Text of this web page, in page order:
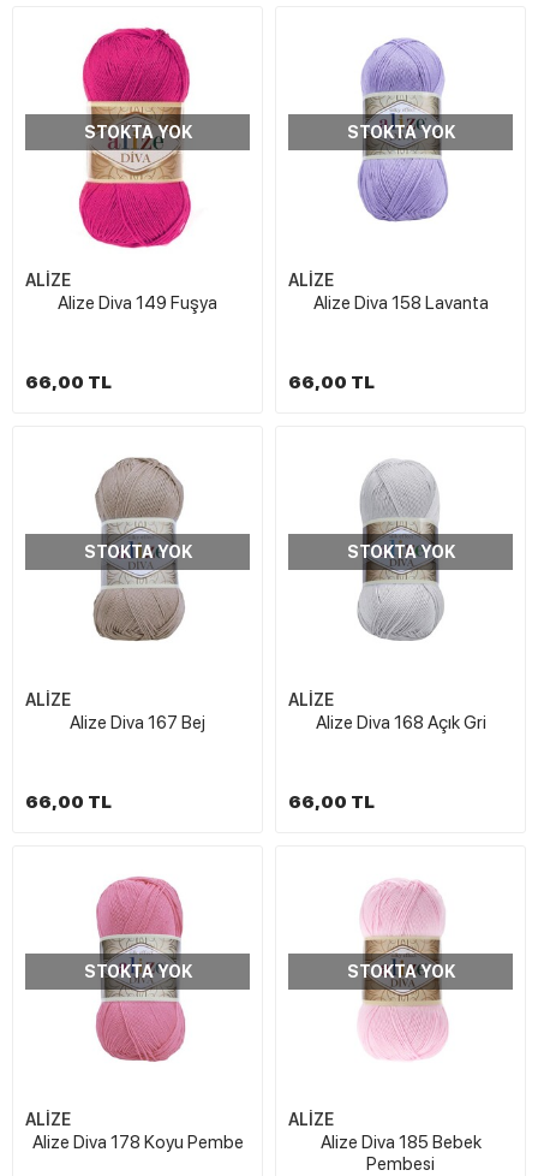
STOKTA YOK
ALİZE
Alize Diva 149 Fuşya
66,00 TL
STOKTA YOK
ALİZE
Alize Diva 158 Lavanta
66,00 TL
STOKTA YOK
ALİZE
Alize Diva 167 Bej
66,00 TL
STOKTA YOK
ALİZE
Alize Diva 168 Açık Gri
66,00 TL
STOKTA YOK
ALİZE
Alize Diva 178 Koyu Pembe
STOKTA YOK
ALİZE
Alize Diva 185 Bebek
Pembesi